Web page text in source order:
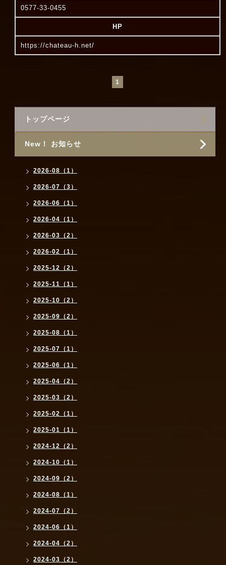
0577-33-0455
HP
https://chateau-h.net/
1
トップページ
New！ お知らせ
2026-08（1）
2026-07（3）
2026-06（1）
2026-04（1）
2026-03（2）
2026-02（1）
2025-12（2）
2025-11（1）
2025-10（2）
2025-09（2）
2025-08（1）
2025-07（1）
2025-06（1）
2025-04（2）
2025-03（2）
2025-02（1）
2025-01（1）
2024-12（2）
2024-10（1）
2024-09（2）
2024-08（1）
2024-07（2）
2024-06（1）
2024-04（2）
2024-03（2）